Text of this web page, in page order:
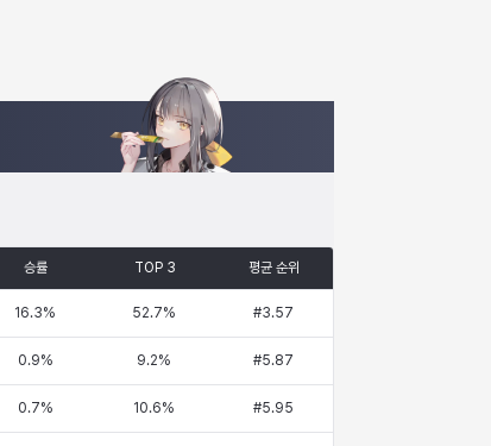
승률 TOP 3 평균 순위
16.3% 52.7% #3.57
0.9% 9.2% #5.87
0.7% 10.6% #5.95